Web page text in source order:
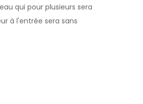
qui pour plusieurs sera
à l'entrée sera sans